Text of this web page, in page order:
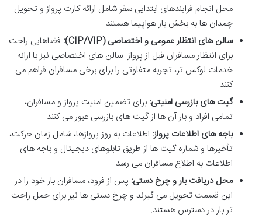
محل انجام فرایندهای ابتدایی سفر شامل ارائه کارت پرواز و تحویل
چمدان ها به بخش بار هواپیما هستند.
سالن های انتظار عمومی و اختصاصی (CIP/VIP):
فضاهایی راحت
برای انتظار مسافران قبل از پرواز. سالن های اختصاصی نیز با ارائه
خدمات لوکس تر، تجربه متفاوتی را برای برخی مسافران فراهم می
کنند.
گیت های بازرسی امنیتی: برای تضمین امنیت پرواز و مسافران،
تمامی افراد و بار آن ها از گیت های بازرسی عبور می کنند.
باجه های اطلاعات پرواز: اطلاعات به روز پروازها، شامل زمان حرکت،
تأخیرها و شماره گیت ها از طریق تابلوهای دیجیتال و باجه های
اطلاعات به اطلاع مسافران می رسد.
محل دریافت بار و چرخ دستی: پس از فرود، مسافران بار خود را در
این قسمت تحویل می گیرند و چرخ دستی ها نیز برای حمل راحت
تر بار در دسترس هستند.